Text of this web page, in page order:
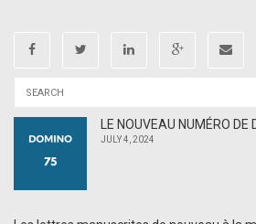
LE NOUVEAU NUMÉRO
JULY 4, 2024